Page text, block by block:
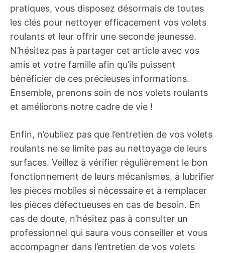
pratiques, vous disposez désormais de toutes
les clés pour nettoyer efficacement vos volets
roulants et leur offrir une seconde jeunesse.
N’hésitez pas à partager cet article avec vos
amis et votre famille afin qu’ils puissent
bénéficier de ces précieuses informations.
Ensemble, prenons soin de nos volets roulants
et améliorons notre cadre de vie !
Enfin, n’oubliez pas que l’entretien de vos volets
roulants ne se limite pas au nettoyage de leurs
surfaces. Veillez à vérifier régulièrement le bon
fonctionnement de leurs mécanismes, à lubrifier
les pièces mobiles si nécessaire et à remplacer
les pièces défectueuses en cas de besoin. En
cas de doute, n’hésitez pas à consulter un
professionnel qui saura vous conseiller et vous
accompagner dans l’entretien de vos volets